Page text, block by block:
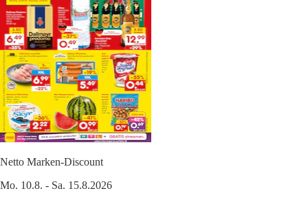
Netto Marken-Discount
Mo. 10.8. - Sa. 15.8.2026